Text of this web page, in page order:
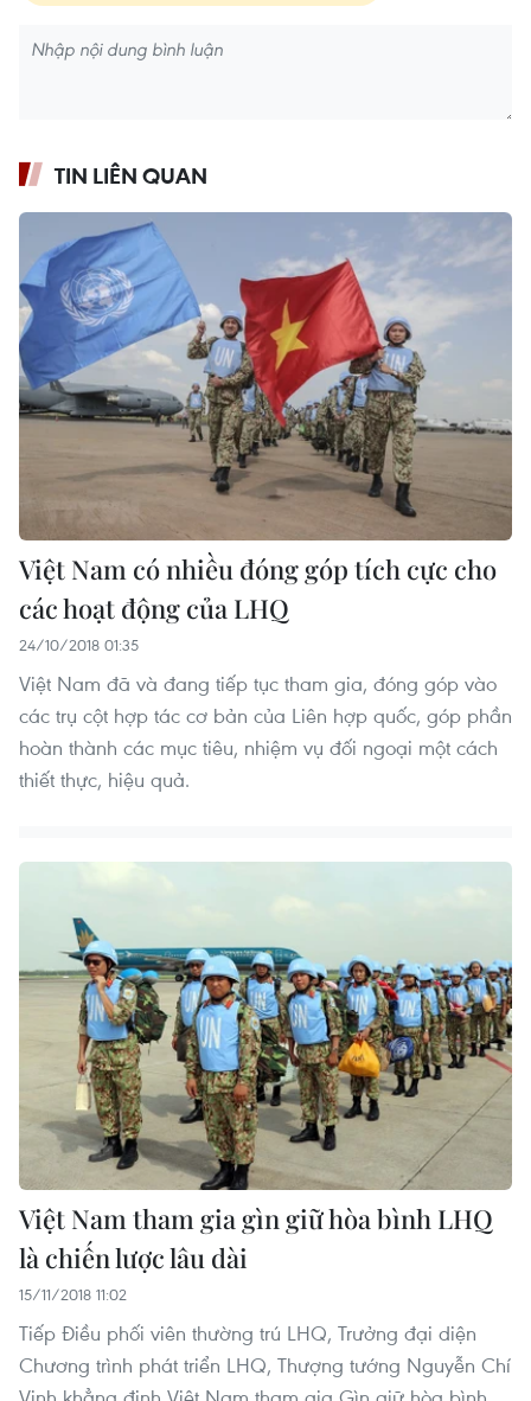
TIN LIÊN QUAN
Việt Nam có nhiều đóng góp tích cực cho
các hoạt động của LHQ
24/10/2018 01:35
Việt Nam đã và đang tiếp tục tham gia, đóng góp vào
các trụ cột hợp tác cơ bản của Liên hợp quốc, góp phần
hoàn thành các mục tiêu, nhiệm vụ đối ngoại một cách
thiết thực, hiệu quả.
Việt Nam tham gia gìn giữ hòa bình LHQ
là chiến lược lâu dài
15/11/2018 11:02
Tiếp Điều phối viên thường trú LHQ, Trưởng đại diện
Chương trình phát triển LHQ, Thượng tướng Nguyễn Chí